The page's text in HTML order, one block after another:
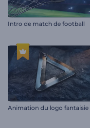
Intro de match de football
Animation du logo fantaisie